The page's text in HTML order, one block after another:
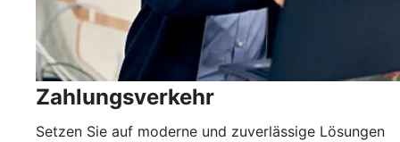
Zahlungsverkehr
Setzen Sie auf moderne und zuverlässige Lösungen